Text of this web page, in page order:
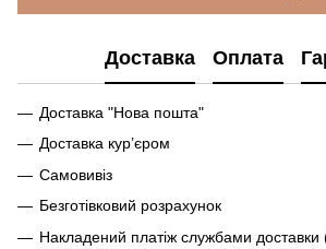
Доставка Оплата
Доставка "Нова пошта"
Доставка кур’єром
Самовивіз
Безготівковий розрахунок
Накладений платіж службами доставки